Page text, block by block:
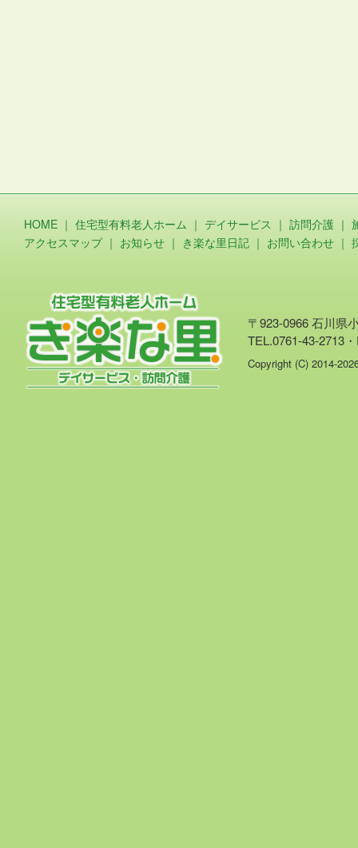
HOME ｜ 住宅型有料老人ホーム ｜ デイサービス ｜ 訪問介護 ｜
アクセスマップ｜ お知らせ ｜ き楽な里日記 ｜ お問い合わせ ｜
〒923-0966 石川県
TEL.0761-43-2713
Copyright (C) 2014-